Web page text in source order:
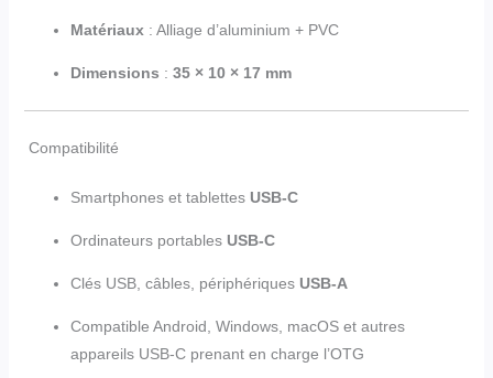
Matériaux : Alliage d’aluminium + PVC
Dimensions : 35 × 10 × 17 mm
Compatibilité
Smartphones et tablettes USB-C
Ordinateurs portables USB-C
Clés USB, câbles, périphériques USB-A
Compatible Android, Windows, macOS et autres
appareils USB-C prenant en charge l’OTG